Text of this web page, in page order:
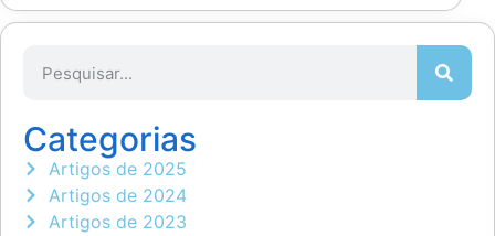
Categorias
Artigos de 2025
Artigos de 2024
Artigos de 2023